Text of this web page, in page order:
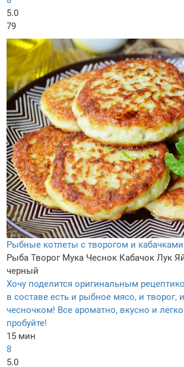
5.0
79
Рыбные котлеты с творогом и кабачками
Рыба Творог Мука Чеснок Кабачок Лук
черный
Хочу поделится оригинальным
в составе есть и рыбное мясо, и творог,
чесночком! Все ароматно, вкусно и
пробуйте!
15 мин
8
5.0